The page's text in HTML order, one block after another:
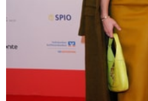
personalisieren, Funktionen für
zu können und die Zugriffe auf
analysieren. Außerdem geben
Verwendung unserer Website
soziale Medien, Werbung und
Partner führen diese
weiteren Daten zusammen,